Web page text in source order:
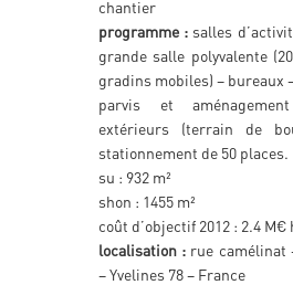
chantier
programme : salles
grande salle polyvalente
gradins mobiles) – bureaux
parvis et
extérieurs (terrain de
stationnement de 50 places.
su : 932 m²
shon : 1455 m²
coût d’objectif 2012 : 2.4 M€
localisation : rue camélinat
– Yvelines 78 – France